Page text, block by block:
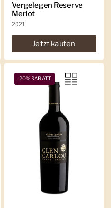
Vergelegen Reserve
Merlot
2021
Jetzt kaufen
-20% RABATT